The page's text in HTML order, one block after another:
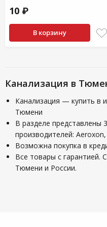
10 ₽
В корзину
Канализация в
Канализация — купить в
Тюмени
В разделе представлены
производителей:
Возможна покупка в
Все товары с гарантией.
Тюмени и России.